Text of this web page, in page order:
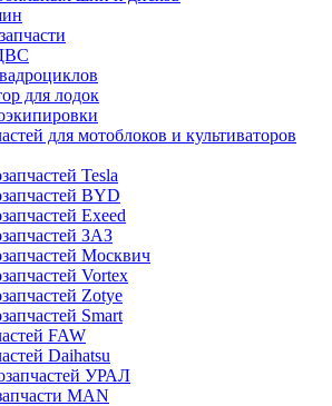
для лодок
для мотоблоков и культиваторов
Tesla
BYD
Exeed
ЗАЗ
Москвич
Vortex
Zotye
Smart
FAW
Daihatsu
УРАЛ
MAN